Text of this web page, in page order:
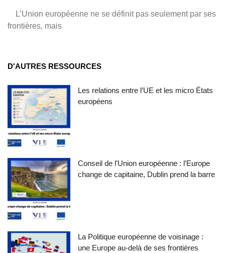
L’Union européenne ne se définit pas seulement par ses
frontières, mais
D'AUTRES RESSOURCES
Les relations entre l’UE et les micro États
européens
Conseil de l’Union européenne : l’Europe
change de capitaine, Dublin prend la barre
La Politique européenne de voisinage :
une Europe au-delà de ses frontières